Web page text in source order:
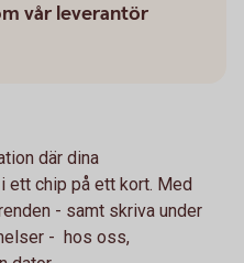
vår leverantör
där dina
ett chip på ett kort. Med
- samt skriva under
- hos oss,